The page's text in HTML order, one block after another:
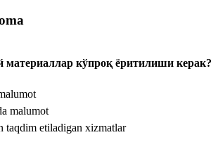
материаллар кўпроқ ёритилиши керак?
malumot
taqdim etiladigan xizmatlar